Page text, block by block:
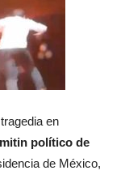
en
mitin político de
de México,